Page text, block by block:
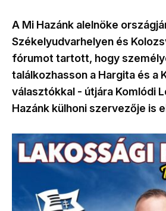
A Mi Hazánk alelnöke
Székelyudvarhelyen és
fórumot tartott, hogy
találkozhasson a Hargita és a
választókkal - útjára Komlódi
Hazánk külhoni szervezője is